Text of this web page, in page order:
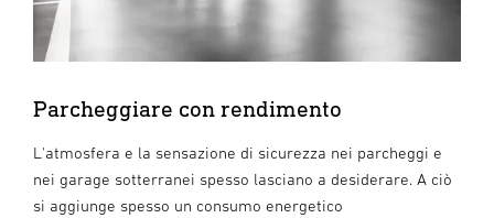
Parcheggiare con rendimento
L'atmosfera e la sensazione di sicurezza nei parcheggi e
nei garage sotterranei spesso lasciano a desiderare. A ciò
si aggiunge spesso un consumo energetico